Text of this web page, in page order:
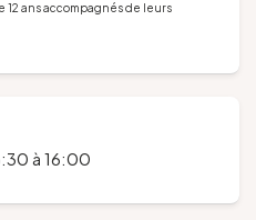
ans accompagnés de leurs
à 16:00